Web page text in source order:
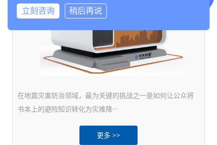
在地震灾害防治领域，最为关键的挑战之一是如何让公众将
书本上的避险知识转化为灾难降···
更多 >>
立刻咨询 稍后再说